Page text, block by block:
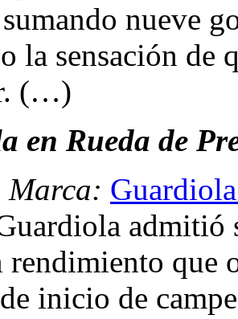
nueve
la sensación de
(…)
en Rueda de
rendimiento que
inicio de